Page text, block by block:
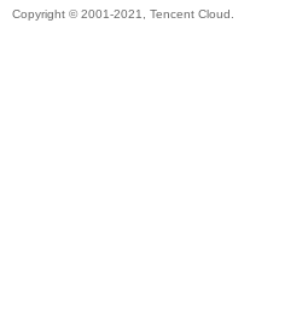
Copyright © 2001-2021, Tencent Cloud.